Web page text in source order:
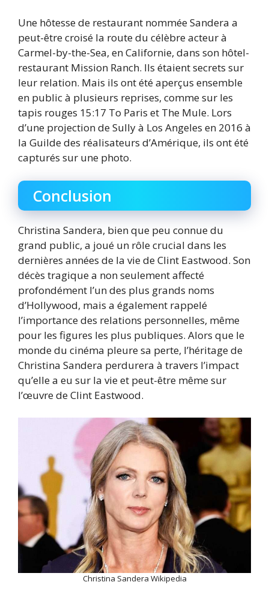
Une hôtesse de restaurant nommée Sandera a
peut-être croisé la route du célèbre acteur à
Carmel-by-the-Sea, en Californie, dans son hôtel-
restaurant Mission Ranch. Ils étaient secrets sur
leur relation. Mais ils ont été aperçus ensemble
en public à plusieurs reprises, comme sur les
tapis rouges 15:17 To Paris et The Mule. Lors
d’une projection de Sully à Los Angeles en 2016 à
la Guilde des réalisateurs d’Amérique, ils ont été
capturés sur une photo.
Conclusion
Christina Sandera, bien que peu connue du
grand public, a joué un rôle crucial dans les
dernières années de la vie de Clint Eastwood. Son
décès tragique a non seulement affecté
profondément l’un des plus grands noms
d’Hollywood, mais a également rappelé
l’importance des relations personnelles, même
pour les figures les plus publiques. Alors que le
monde du cinéma pleure sa perte, l’héritage de
Christina Sandera perdurera à travers l’impact
qu’elle a eu sur la vie et peut-être même sur
l’œuvre de Clint Eastwood.
Christina Sandera Wikipedia